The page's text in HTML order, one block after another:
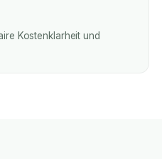
Kostenklarheit und